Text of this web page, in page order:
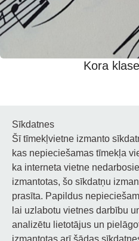
Kora
Noderīgi
Privātuma politika
Sīkdatņu privātuma politika
Piekļūstamība
Sīkdatnes
Šī tīmekļvietne izmanto
kas nepieciešamas tīmekļa
ka interneta vietne
izmantotas, šo sīkdatņu
prasīta. Papildus
lai uzlabotu vietnes darbību
analizētu lietotājus un
izmantotas arī šādas